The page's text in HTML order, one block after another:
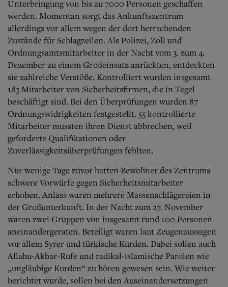
Unterbringung von bis zu 7000 Personen geschaffen
werden. Momentan sorgt das Ankunftszentrum
allerdings vor allem wegen der dort herrschenden
Zustände für Schlagzeilen. Als Polizei, Zoll und
Ordnungsamtsmitarbeiter in der Nacht vom 3. zum 4.
Dezember zu einem Großeinsatz anrückten, entdeckten
sie zahlreiche Verstöße. Kontrolliert wurden insgesamt
183 Mitarbeiter von Sicherheitsfirmen, die in Tegel
beschäftigt sind. Bei den Überprüfungen wurden 87
Ordnungswidrigkeiten festgestellt. 55 kontrollierte
Mitarbeiter mussten ihren Dienst abbrechen, weil
geforderte Qualifikationen oder
Zuverlässigkeitsüberprüfungen fehlten.
Nur wenige Tage zuvor hatten Bewohner des Zentrums
schwere Vorwürfe gegen Sicherheitsmitarbeiter
erhoben. Anlass waren mehrere Massenschlägereien in
der Großunterkunft. In der Nacht zum 27. November
waren zwei Gruppen von insgesamt rund 100 Personen
aneinandergeraten. Beteiligt waren laut Zeugenaussagen
vor allem Syrer und türkische Kurden. Dabei sollen auch
Allahu-Akbar-Rufe und radikal-islamische Parolen wie
„ungläubige Kurden“ zu hören gewesen sein. Wie weiter
berichtet wurde, sollen bei den Auseinandersetzungen